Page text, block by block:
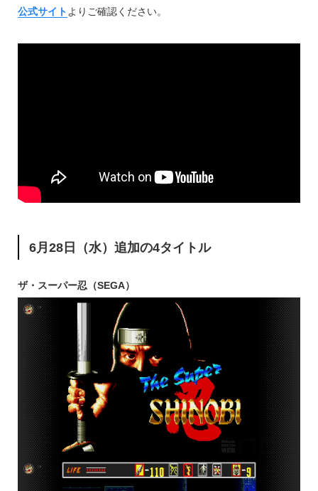
公式サイト よりご確認ください。
6月28日（水）追加の4タイトル
ザ・スーパー忍（SEGA）